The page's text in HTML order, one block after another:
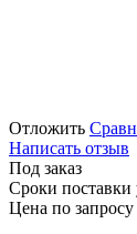
Отложить
Написать отзыв
Под заказ
Сроки поставки
Цена по запросу